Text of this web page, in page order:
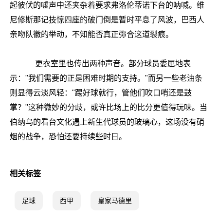
起彼伏的嘘声中还夹杂着要求弗洛伦蒂诺下台的呐喊。维
尼修斯那记技惊四座的破门倒是暂时平息了风波，巴西人
亲吻队徽的举动，不知能否真正弥合这道裂痕。
更衣室里也传出两种声音。部分球员委屈地表
示："我们需要的正是困难时期的支持。"而另一些老油条
则显得云淡风轻："踢好球就行，管他们吹口哨还是鼓
掌？"这种微妙的分歧，或许比场上的比分更值得玩味。当
伯纳乌的看台文化遇上新生代球员的玻璃心，这场没有硝
烟的战争，恐怕还要持续些时日。
相关标签
足球 西甲 皇家马德里